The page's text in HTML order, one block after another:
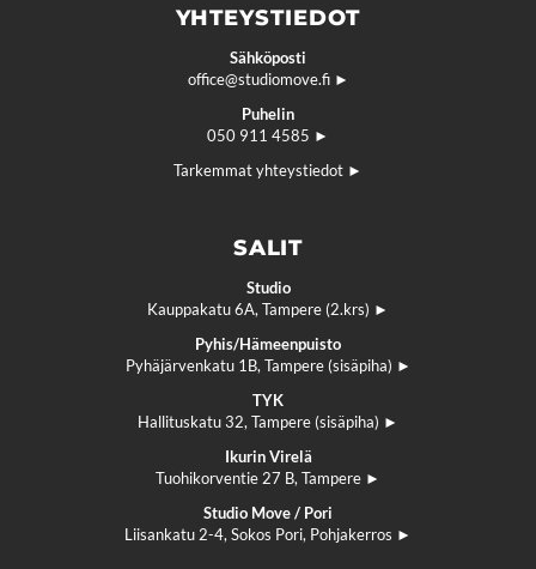
YHTEYSTIEDOT
Sähköposti
office@studiomove.fi
Puhelin
050 911 4585
Tarkemmat yhteystiedot
SALIT
Studio
Kauppakatu 6A, Tampere (2.krs)
Pyhis/Hämeenpuisto
Pyhäjärvenkatu 1B, Tampere (sisäpiha)
TYK
Hallituskatu 32, Tampere (sisäpiha)
Ikurin Virelä
Tuohikorventie 27 B, Tampere
Studio Move / Pori
Liisankatu 2-4, Sokos Pori, Pohjakerros